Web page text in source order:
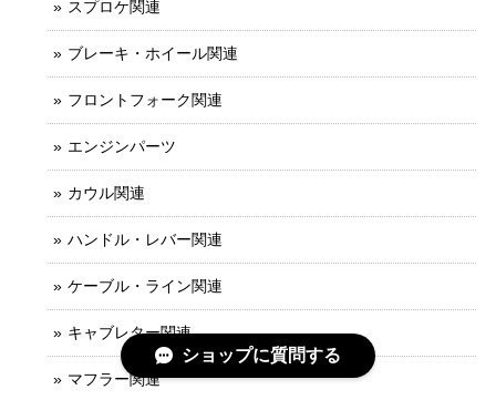
スプロケ関連
ブレーキ・ホイール関連
フロントフォーク関連
エンジンパーツ
カウル関連
ハンドル・レバー関連
ケーブル・ライン関連
キャブレター関連
マフラー関連
ショップに質問する